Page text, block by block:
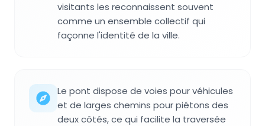
visitants les reconnaissent souvent
comme un ensemble collectif qui
façonne l'identité de la ville.
Le pont dispose de voies pour véhicules
et de larges chemins pour piétons des
deux côtés, ce qui facilite la traversée